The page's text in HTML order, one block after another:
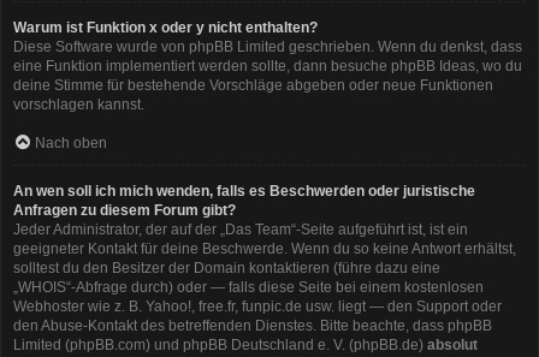
Warum ist Funktion x oder y nicht enthalten?
Diese Software wurde von phpBB Limited geschrieben. Wenn du denkst, dass
eine Funktion implementiert werden sollte, dann besuche phpBB Ideas, wo du
deine Stimme für bestehende Vorschläge abgeben oder neue Funktionen
vorschlagen kannst.
Nach oben
An wen soll ich mich wenden, falls es Beschwerden oder juristische
Anfragen zu diesem Forum gibt?
Jeder Administrator, der auf der „Das Team“-Seite aufgeführt ist, ist ein
geeigneter Kontakt für deine Beschwerde. Wenn du so keine Antwort erhältst,
solltest du den Besitzer der Domain kontaktieren (führe dazu eine
„WHOIS“-Abfrage durch) oder — falls diese Seite bei einem kostenlosen
Webhoster wie z. B. Yahoo!, free.fr, funpic.de usw. liegt — den Support oder
den Abuse-Kontakt des betreffenden Dienstes. Bitte beachte, dass phpBB
Limited (phpBB.com) und phpBB Deutschland e. V. (phpBB.de) absolut